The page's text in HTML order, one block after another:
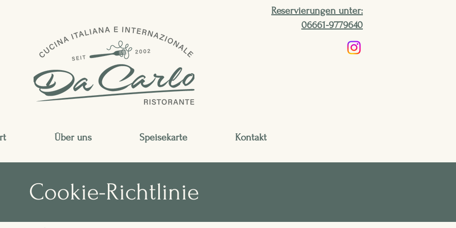
Reservierungen unter:
06661-9779640
Über uns Speisekarte Kontakt
Cookie-Richtlinie